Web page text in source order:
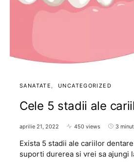
SANATATE UNCATEGORIZED
Cele 5 stadii ale
aprilie 21, 2022 450 views 3
Exista 5 stadii ale cariilor
suporti durerea si vrei sa ajungi